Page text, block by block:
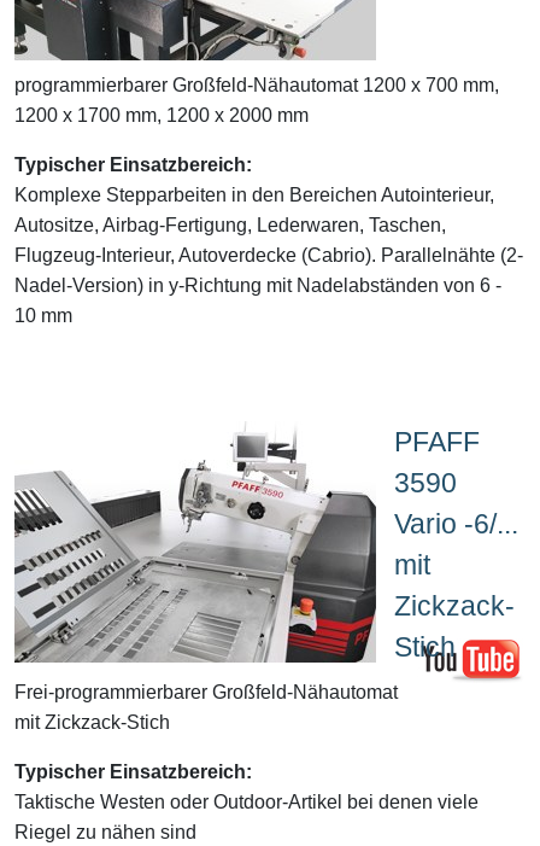
programmierbarer Großfeld-Nähautomat 1200 x 700 mm,
1200 x 1700 mm, 1200 x 2000 mm
Typischer Einsatzbereich:
Komplexe Stepparbeiten in den Bereichen Autointerieur,
Autositze, Airbag-Fertigung, Lederwaren, Taschen,
Flugzeug-Interieur, Autoverdecke (Cabrio). Parallelnähte (2-
Nadel-Version) in y-Richtung mit Nadelabständen von 6 -
10 mm
PFAFF
3590
Vario -6/...
mit
Zickzack-
Stich
Frei-programmierbarer Großfeld-Nähautomat
mit Zickzack-Stich
Typischer Einsatzbereich:
Taktische Westen oder Outdoor-Artikel bei denen viele
Riegel zu nähen sind